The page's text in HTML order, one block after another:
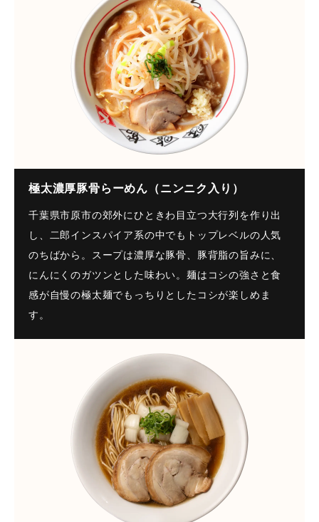
極太濃厚豚骨らーめん（ニンニク入り）
千葉県市原市の郊外にひときわ目立つ大行列を作り出
し、二郎インスパイア系の中でもトップレベルの人気
のちばから。スープは濃厚な豚骨、豚背脂の旨みに、
にんにくのガツンとした味わい。麺はコシの強さと食
感が自慢の極太麺でもっちりとしたコシが楽しめま
す。